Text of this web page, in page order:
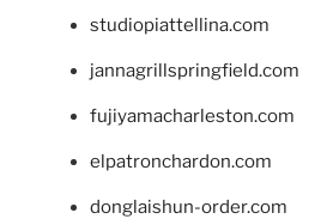
studiopiattellina.com
jannagrillspringfield.com
fujiyamacharleston.com
elpatronchardon.com
donglaishun-order.com